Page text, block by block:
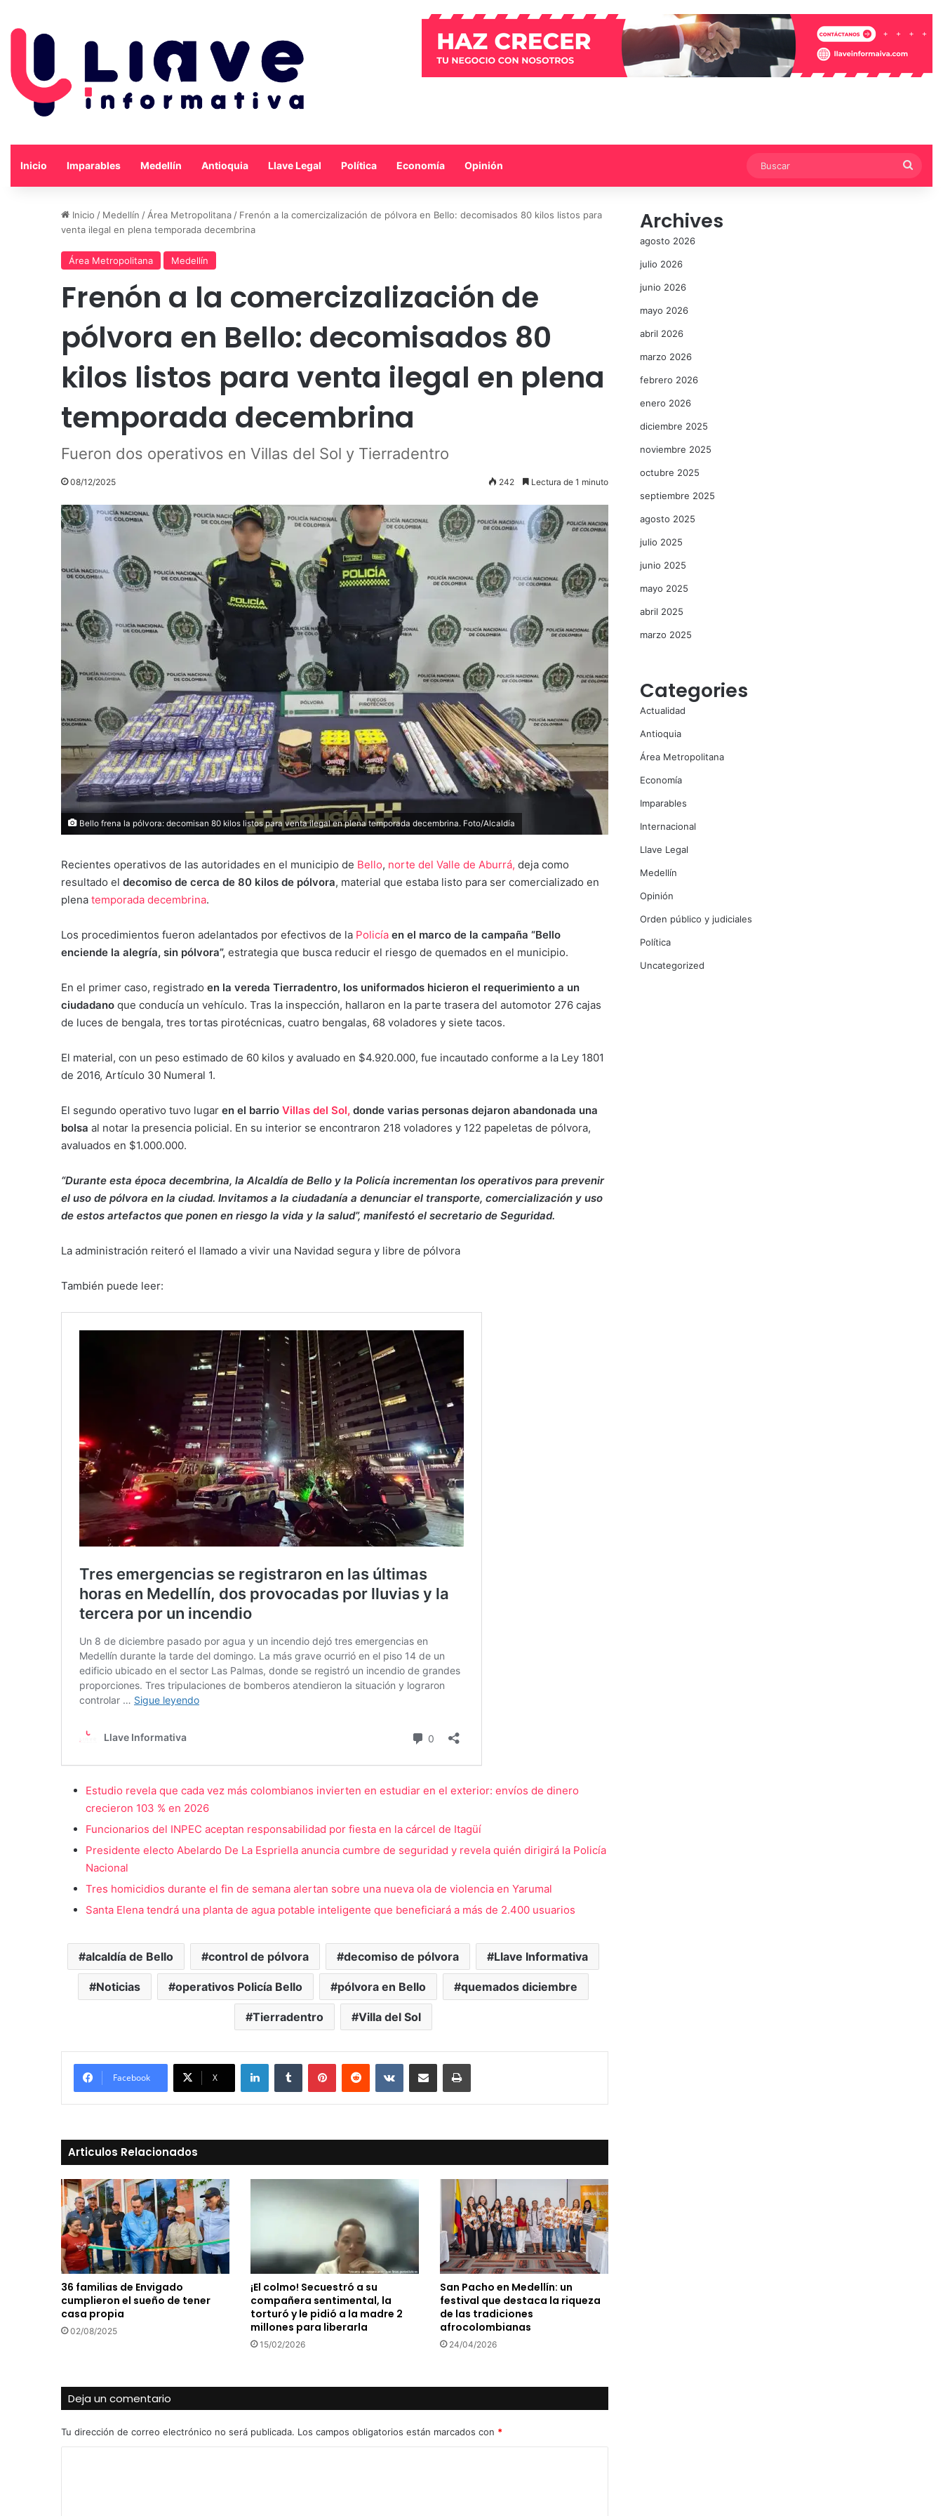
Inicio Imparables Medellín Antioquia Llave Legal Política Economía Opinión
Inicio / Medellín / Área Metropolitana / Frenón a la comercizalización de pólvora en Bello: decomisados 80 kilos listos para
venta ilegal en plena temporada decembrina
Área Metropolitana Medellín
Frenón a la comercizalización de
pólvora en Bello: decomisados 80
kilos listos para venta ilegal en plena
temporada decembrina
Fueron dos operativos en Villas del Sol y Tierradentro
08/12/2025 242 Lectura de 1 minuto
Bello frena la pólvora: decomisan 80 kilos listos para venta ilegal en plena temporada decembrina. Foto/Alcaldía
Recientes operativos de las autoridades en el municipio de Bello, norte del Valle de Aburrá, deja como
resultado el decomiso de cerca de 80 kilos de pólvora, material que estaba listo para ser comercializado en
plena temporada decembrina.
Los procedimientos fueron adelantados por efectivos de la Policía en el marco de la campaña “Bello
enciende la alegría, sin pólvora”, estrategia que busca reducir el riesgo de quemados en el municipio.
En el primer caso, registrado en la vereda Tierradentro, los uniformados hicieron el requerimiento a un
ciudadano que conducía un vehículo. Tras la inspección, hallaron en la parte trasera del automotor 276 cajas
de luces de bengala, tres tortas pirotécnicas, cuatro bengalas, 68 voladores y siete tacos.
El material, con un peso estimado de 60 kilos y avaluado en $4.920.000, fue incautado conforme a la Ley 1801
de 2016, Artículo 30 Numeral 1.
El segundo operativo tuvo lugar en el barrio Villas del Sol, donde varias personas dejaron abandonada una
bolsa al notar la presencia policial. En su interior se encontraron 218 voladores y 122 papeletas de pólvora,
avaluados en $1.000.000.
“Durante esta época decembrina, la Alcaldía de Bello y la Policía incrementan los operativos para prevenir
el uso de pólvora en la ciudad. Invitamos a la ciudadanía a denunciar el transporte, comercialización y uso
de estos artefactos que ponen en riesgo la vida y la salud”, manifestó el secretario de Seguridad.
La administración reiteró el llamado a vivir una Navidad segura y libre de pólvora
También puede leer:
Estudio revela que cada vez más colombianos invierten en estudiar en el exterior: envíos de dinero
crecieron 103 % en 2026
Funcionarios del INPEC aceptan responsabilidad por fiesta en la cárcel de Itagüí
Presidente electo Abelardo De La Espriella anuncia cumbre de seguridad y revela quién dirigirá la Policía
Nacional
Tres homicidios durante el fin de semana alertan sobre una nueva ola de violencia en Yarumal
Santa Elena tendrá una planta de agua potable inteligente que beneficiará a más de 2.400 usuarios
alcaldía de Bello control de pólvora decomiso de pólvora Llave Informativa
Noticias operativos Policía Bello pólvora en Bello quemados diciembre
Tierradentro Villa del Sol
Facebook X
LinkedInTumblr PinterestReddit VKontakte
Compartir vía Mail Print
Articulos Relacionados
36 familias de Envigado
cumplieron el sueño de tener
casa propia
02/08/2025
¡El colmo! Secuestró a su
compañera sentimental, la
torturó y le pidió a la madre 2
millones para liberarla
15/02/2026
San Pacho en Medellín: un
festival que destaca la riqueza
de las tradiciones
afrocolombianas
24/04/2026
Deja un comentario
Tu dirección de correo electrónico no será publicada. Los campos obligatorios están marcados con *
Archives
agosto 2026
julio 2026
junio 2026
mayo 2026
abril 2026
marzo 2026
febrero 2026
enero 2026
diciembre 2025
noviembre 2025
octubre 2025
septiembre 2025
agosto 2025
julio 2025
junio 2025
mayo 2025
abril 2025
marzo 2025
Categories
Actualidad
Antioquia
Área Metropolitana
Economía
Imparables
Internacional
Llave Legal
Medellín
Opinión
Orden público y judiciales
Política
Uncategorized